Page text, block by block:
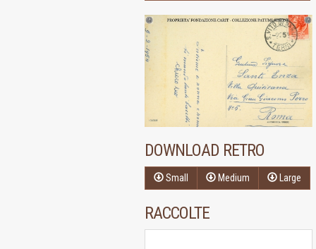
DOWNLOAD RETRO
Small Medium Large
RACCOLTE